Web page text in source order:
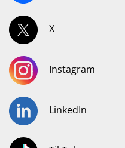
X
Instagram
LinkedIn